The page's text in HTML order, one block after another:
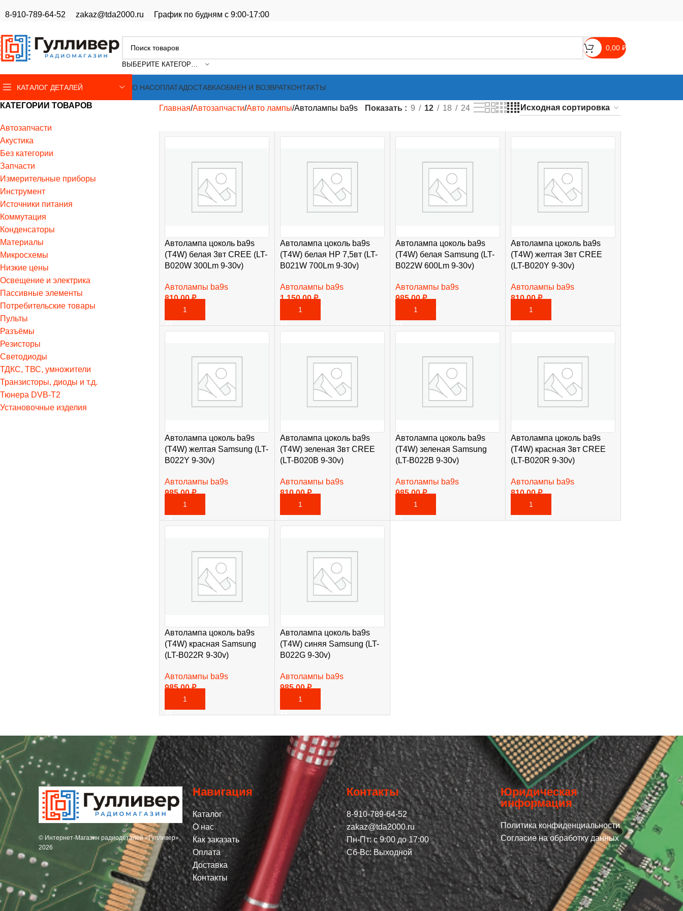
8-910-789-64-52 zakaz@tda2000.ru График по будням с 9:00-17:00
ВЫБЕРИТЕ КАТЕГОРИЮ
0,00 ₽
КАТАЛОГ ДЕТАЛЕЙ О НАСОПЛАТАДОСТАВКАОБМЕН И ВОЗВРАТКОНТАКТЫ
КАТЕГОРИИ ТОВАРОВ
Автозапчасти
Акустика
Без категории
Запчасти
Измерительные приборы
Инструмент
Источники питания
Коммутация
Конденсаторы
Материалы
Микросхемы
Низкие цены
Освещение и электрика
Пассивные элементы
Потребительские товары
Пульты
Разъёмы
Резисторы
Светодиоды
ТДКС, ТВС, умножители
Транзисторы, диоды и т.д.
Тюнера DVB-T2
Установочные изделия
Главная Автозапчасти Авто лампы Автолампы ba9s Показать 9 12 18 24
Автолампа цоколь ba9s
(T4W) белая 3вт CREE (LT-
B020W 300Lm 9-30v)
Автолампы ba9s
810,00₽
В КОРЗИНУ
Автолампа цоколь ba9s
(T4W) белая HP 7,5вт (LT-
B021W 700Lm 9-30v)
Автолампы ba9s
1 150,00₽
В КОРЗИНУ
Автолампа цоколь ba9s
(T4W) белая Samsung (LT-
B022W 600Lm 9-30v)
Автолампы ba9s
985,00₽
В КОРЗИНУ
Автолампа цоколь ba9s
(T4W) желтая 3вт CREE
(LT-B020Y 9-30v)
Автолампы ba9s
810,00₽
В КОРЗИНУ
Автолампа цоколь ba9s
(T4W) желтая Samsung (LT-
B022Y 9-30v)
Автолампы ba9s
985,00₽
В КОРЗИНУ
Автолампа цоколь ba9s
(T4W) зеленая 3вт CREE
(LT-B020B 9-30v)
Автолампы ba9s
810,00₽
В КОРЗИНУ
Автолампа цоколь ba9s
(T4W) зеленая Samsung
(LT-B022B 9-30v)
Автолампы ba9s
985,00₽
В КОРЗИНУ
Автолампа цоколь ba9s
(T4W) красная 3вт CREE
(LT-B020R 9-30v)
Автолампы ba9s
810,00₽
В КОРЗИНУ
Автолампа цоколь ba9s
(T4W) красная Samsung
(LT-B022R 9-30v)
Автолампы ba9s
985,00₽
В КОРЗИНУ
Автолампа цоколь ba9s
(T4W) синяя Samsung (LT-
B022G 9-30v)
Автолампы ba9s
985,00₽
В КОРЗИНУ
© Интернет-Магазин радиодеталей «Гулливер»,
2026
Навигация
Каталог
О нас
Как заказать
Оплата
Доставка
Контакты
Контакты
8-910-789-64-52
zakaz@tda2000.ru
Пн-Пт: с 9:00 до 17:00
Сб-Вс: Выходной
Юридическая
информация
Политика конфиденциальности
Согласие на обработку данных